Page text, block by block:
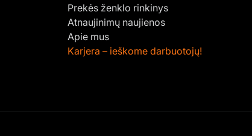
Prekės ženklo rinkinys
Atnaujinimų naujienos
Apie mus
Karjera – ieškome darbuotojų!